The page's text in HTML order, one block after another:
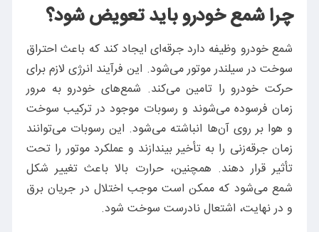
مراحل و نحوه تعویض شمع خودرو
باز نشدن شمع خودرو | علت سفت شدن و روش‌های باز کردن بدون آچار
نکات مهم پس از تعویض شمع خودرو
نتیجه‌گیری
سوالات متداول
چرا شمع خودرو باید تعویض شود؟
شمع خودرو وظیفه دارد جرقه‌ای ایجاد کند که باعث احتراق
سوخت در سیلندر موتور می‌شود. این فرآیند انرژی لازم برای
حرکت خودرو را تامین می‌کند. شمع‌های خودرو به مرور
زمان فرسوده می‌شوند و رسوبات موجود در ترکیب سوخت
و هوا بر روی آن‌ها انباشته می‌شود. این رسوبات می‌توانند
زمان جرقه‌زنی را به تأخیر بیندازند و عملکرد موتور را تحت
تأثیر قرار دهند. همچنین، حرارت بالا باعث تغییر شکل
شمع می‌شود که ممکن است موجب اختلال در جریان برق
و در نهایت، اشتعال نادرست سوخت شود.